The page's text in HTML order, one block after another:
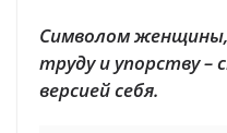
Символом
труду и упорству –
версией себя.